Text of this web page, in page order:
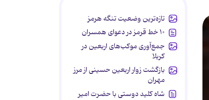
تازه‌ترین وضعیت تنگه هرمز
۱۰ خط قرمز در دعوای همسران
جمع‌آوری موکب‌های اربعین در
کربلا
بازگشت زوار اربعین حسینی از مرز
مهران
شاه کلید دوستی با حضرت امیر